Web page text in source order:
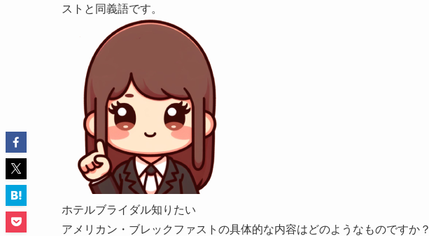
ストと同義語です。
ホテルブライダル知りたい
アメリカン・ブレックファストの具体的な内容はどのようなものですか？